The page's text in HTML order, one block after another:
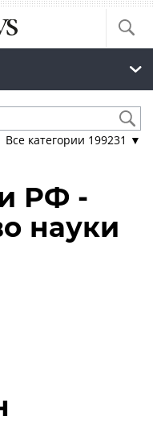
Все категории 199231 ▼
РФ -
науки